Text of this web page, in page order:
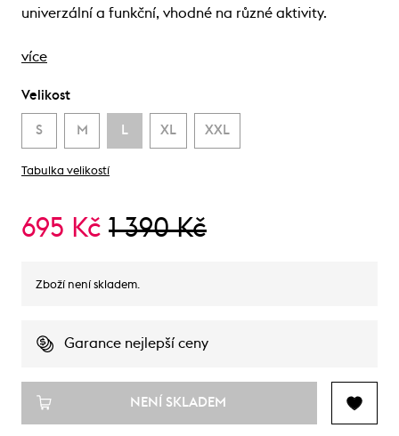
univerzální a funkční, vhodné na různé aktivity.
více
Velikost
S M L XL XXL
Tabulka velikostí
695 Kč 1 390 Kč
Zboží není skladem.
Garance nejlepší ceny
NENÍ SKLADEM